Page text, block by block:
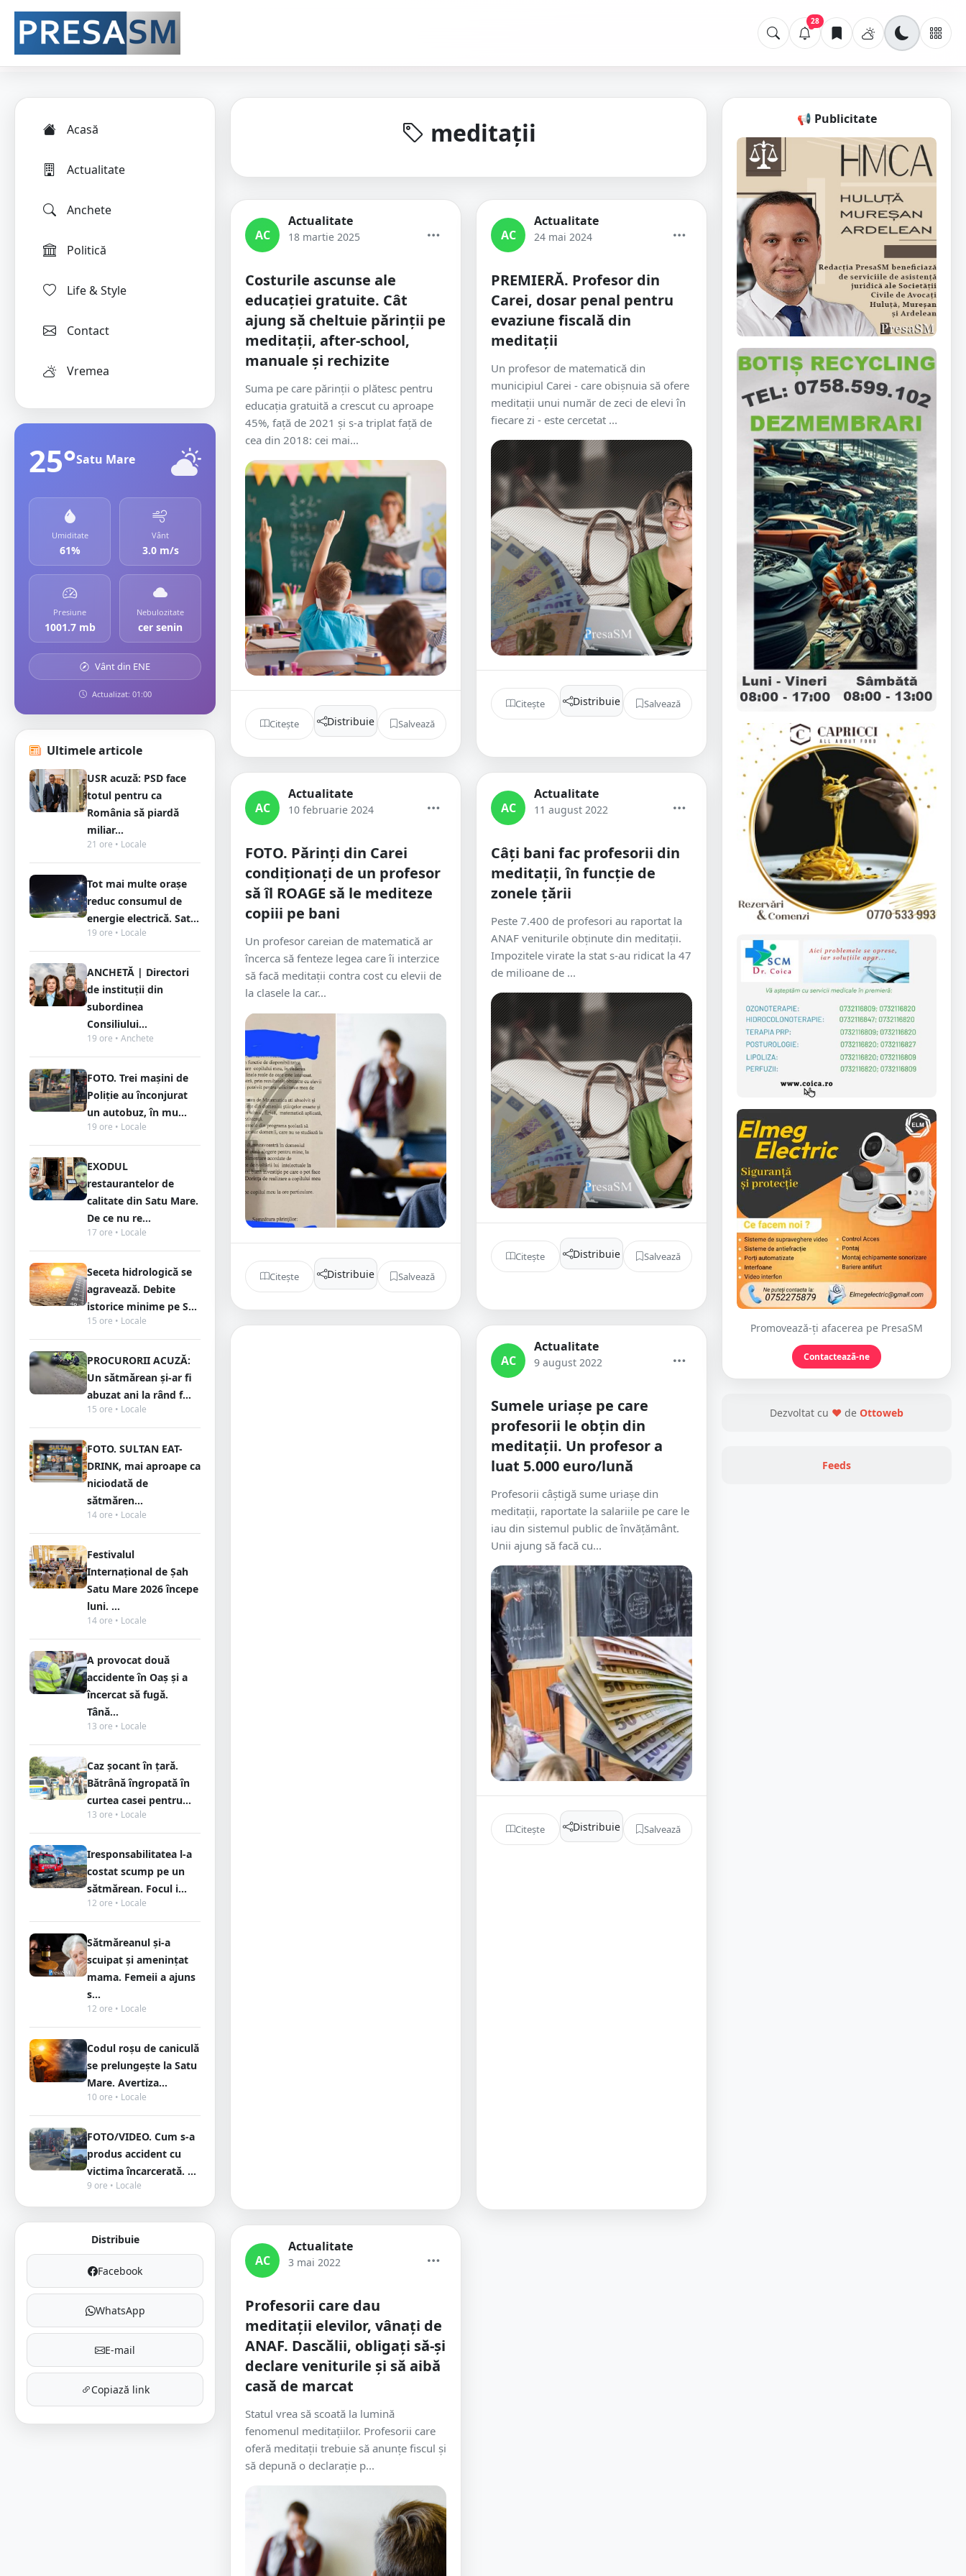
28
Acasă
Actualitate
Anchete
Politică
Life & Style
Contact
Vremea
25°Satu Mare
Umiditate
61%
Vânt
3.0 m/s
Presiune
1001.7 mb
Nebulozitate
cer senin
Vânt din ENE
Actualizat: 01:00
Ultimele articole
USR acuză: PSD face
totul pentru ca
România să piardă
miliar...
21 ore • Locale
Tot mai multe orașe
reduc consumul de
energie electrică. Sat...
19 ore • Locale
ANCHETĂ | Directori
de instituții din
subordinea
Consiliului...
19 ore • Anchete
FOTO. Trei mașini de
Poliție au înconjurat
un autobuz, în mu...
19 ore • Locale
EXODUL
restaurantelor de
calitate din Satu Mare.
De ce nu re...
17 ore • Locale
Seceta hidrologică se
agravează. Debite
istorice minime pe S...
15 ore • Locale
PROCURORII ACUZĂ:
Un sătmărean și-ar fi
abuzat ani la rând f...
15 ore • Locale
FOTO. SULTAN EAT-
DRINK, mai aproape ca
niciodată de
sătmăren...
14 ore • Locale
Festivalul
Internațional de Șah
Satu Mare 2026 începe
luni. ...
14 ore • Locale
A provocat două
accidente în Oaș și a
încercat să fugă.
Tână...
13 ore • Locale
Caz șocant în țară.
Bătrână îngropată în
curtea casei pentru...
13 ore • Locale
Iresponsabilitatea l-a
costat scump pe un
sătmărean. Focul i...
12 ore • Locale
Sătmăreanul și-a
scuipat și amenințat
mama. Femeii a ajuns
s...
12 ore • Locale
Codul roșu de caniculă
se prelungește la Satu
Mare. Avertiza...
10 ore • Locale
FOTO/VIDEO. Cum s-a
produs accident cu
victima încarcerată. ...
9 ore • Locale
Distribuie
Facebook
WhatsApp
E-mail
Copiază link
meditații
AC
Actualitate
18 martie 2025
Costurile ascunse ale
educației gratuite. Cât
ajung să cheltuie părinții pe
meditații, after-school,
manuale și rechizite
Suma pe care părinții o plătesc pentru
educația gratuită a crescut cu aproape
45%, față de 2021 și s-a triplat față de
cea din 2018: cei mai...
Citește Distribuie Salvează
AC
Actualitate
24 mai 2024
PREMIERĂ. Profesor din
Carei, dosar penal pentru
evaziune fiscală din
meditații
Un profesor de matematică din
municipiul Carei - care obișnuia să ofere
meditații unui număr de zeci de elevi în
fiecare zi - este cercetat ...
Citește Distribuie Salvează
AC
Actualitate
10 februarie 2024
FOTO. Părinţi din Carei
condiționați de un profesor
să îl ROAGE să le mediteze
copiii pe bani
Un profesor careian de matematică ar
încerca să fenteze legea care îi interzice
să facă meditaţii contra cost cu elevii de
la clasele la car...
Citește Distribuie Salvează
AC
Actualitate
11 august 2022
Câți bani fac profesorii din
meditații, în funcție de
zonele țării
Peste 7.400 de profesori au raportat la
ANAF veniturile obţinute din meditaţii.
Impozitele virate la stat s-au ridicat la 47
de milioane de ...
Citește Distribuie Salvează
AC
Actualitate
9 august 2022
Sumele uriașe pe care
profesorii le obțin din
meditații. Un profesor a
luat 5.000 euro/lună
Profesorii câștigă sume uriașe din
meditații, raportate la salariile pe care le
iau din sistemul public de învățământ.
Unii ajung să facă cu...
Citește Distribuie Salvează
AC
Actualitate
3 mai 2022
Profesorii care dau
meditații elevilor, vânați de
ANAF. Dascălii, obligați să-și
declare veniturile și să aibă
casă de marcat
Statul vrea să scoată la lumină
fenomenul meditațiilor. Profesorii care
oferă meditații trebuie să anunțe fiscul și
să depună o declarație p...
📢 Publicitate
Promovează-ți afacerea pe PresaSM
Contactează-ne
Dezvoltat cu ❤ de Ottoweb
Feeds